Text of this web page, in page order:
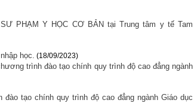
PHẠM Y HỌC CƠ BẢN tại Trung tâm y tế Tam
học. (18/09/2023)
trình đào tạo chính quy trình độ cao đẳng ngành
tạo chính quy trình độ cao đẳng ngành Giáo dục